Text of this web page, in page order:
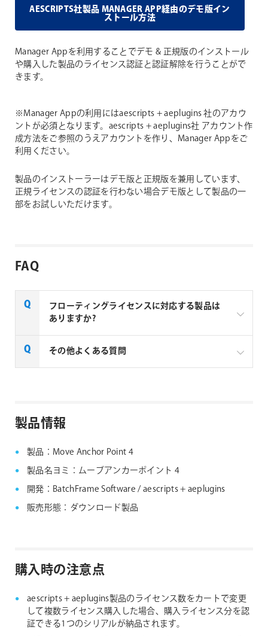
AESCRIPTS社製品 MANAGER APP経由のデモ版イン
ストール方法
Manager Appを利用することでデモ & 正規版のインストール
や購入した製品のライセンス認証と認証解除を行うことがで
きます。
※Manager Appの利用にはaescripts + aeplugins 社のアカウ
ントが必須となります。aescripts + aeplugins社 アカウント作
成方法をご参照のうえアカウントを作り、Manager Appをご
利用ください。
製品のインストーラーはデモ版と正規版を兼用しています、
正規ライセンスの認証を行わない場合デモ版として製品の一
部をお試しいただけます。
FAQ
フローティングライセンスに対応する製品は
ありますか?
一部製品でフローティングライセンスの取扱いがあり
aescripts + aeplugins社 フローティングライセン
その他よくある質問
製品情報
製品：Move Anchor Point 4
製品名ヨミ：ムーブアンカーポイント 4
開発：BatchFrame Software / aescripts + aeplugins
販売形態：ダウンロード製品
購入時の注意点
aescripts + aeplugins製品のライセンス数をカートで変更
して複数ライセンス購入した場合、購入ライセンス分を認
証できる1つのシリアルが納品されます。